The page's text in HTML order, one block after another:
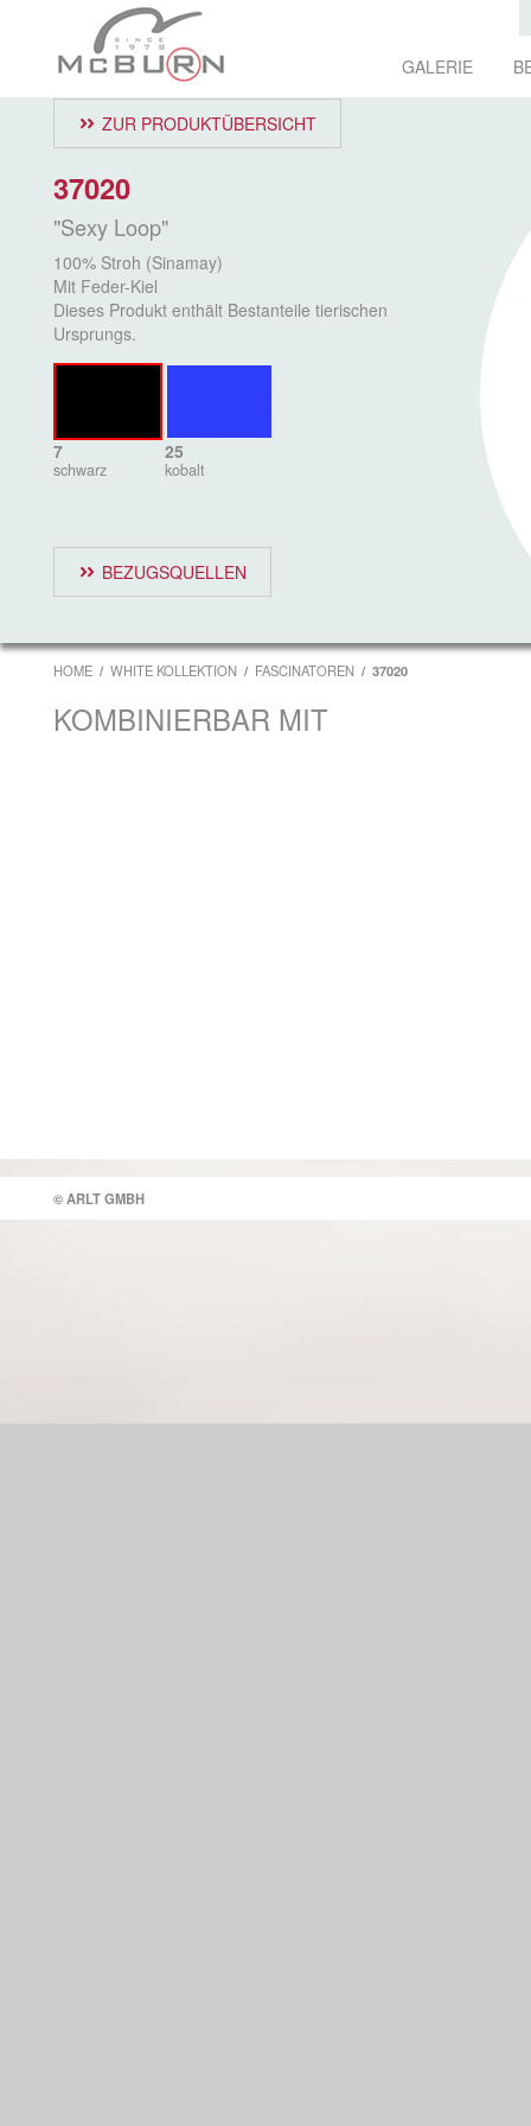
GALERIE
ZUR PRODUKTÜBERSICHT
37020
"Sexy Loop"
100% Stroh (Sinamay)
Mit Feder-Kiel
Dieses Produkt enthält Bestanteile tierischen
Ursprungs.
7
schwarz
25
kobalt
BEZUGSQUELLEN
HOME WHITE KOLLEKTION FASCINATOREN 37020
KOMBINIERBAR MIT
© ARLT GMBH